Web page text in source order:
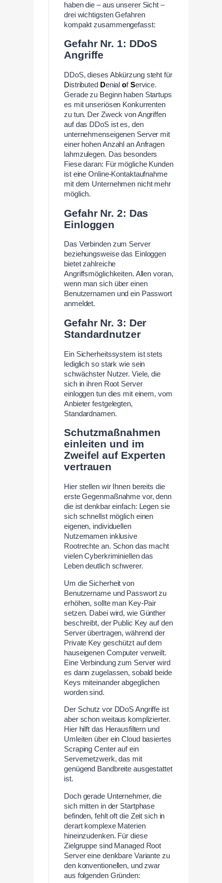
haben die – aus unserer Sicht –
drei wichtigsten Gefahren
kompakt zusammengefasst:
Gefahr Nr. 1: DDoS
Angriffe
DDoS, dieses Abkürzung steht für
Distributed DenialofService.
Gerade zu Beginn haben Startups
es mit unseriösen Konkurrenten
zu tun. Der Zweck von Angriffen
auf das DDoS ist es, den
unternehmenseigenen Server mit
einer hohen Anzahl an Anfragen
lahmzulegen. Das besonders
Fiese daran: Für mögliche Kunden
ist eine Online-Kontaktaufnahme
mit dem Unternehmen nicht mehr
möglich.
Gefahr Nr. 2: Das
Einloggen
Das Verbinden zum Server
beziehungsweise das Einloggen
bietet zahlreiche
Angriffsmöglichkeiten. Allen voran,
wenn man sich über einen
Benutzernamen und ein Passwort
anmeldet.
Gefahr Nr. 3: Der
Standardnutzer
Ein Sicherheitssystem ist stets
lediglich so stark wie sein
schwächster Nutzer. Viele, die
sich in ihren Root Server
einloggen tun dies mit einem, vom
Anbieter festgelegten,
Standardnamen.
Schutzmaßnahmen
einleiten und im
Zweifel auf Experten
vertrauen
Hier stellen wir Ihnen bereits die
erste Gegenmaßnahme vor, denn
die ist denkbar einfach: Legen sie
sich schnellst möglich einen
eigenen, individuellen
Nutzernamen inklusive
Rootrechte an. Schon das macht
vielen Cyberkriminiellen das
Leben deutlich schwerer.
Um die Sicherheit von
Benutzername und Passwort zu
erhöhen, sollte man Key-Pair
setzen. Dabei wird, wie Günther
beschreibt, der Public Key auf den
Server übertragen, während der
Private Key geschützt auf dem
hauseigenen Computer verweilt.
Eine Verbindung zum Server wird
es dann zugelassen, sobald beide
Keys miteinander abgeglichen
worden sind.
Der Schutz vor DDoS Angriffe ist
aber schon weitaus komplizierter.
Hier hilft das Herausfiltern und
Umleiten über ein Cloud basiertes
Scraping Center auf ein
Servernetzwerk, das mit
genügend Bandbreite ausgestattet
ist.
Doch gerade Unternehmer, die
sich mitten in der Startphase
befinden, fehlt oft die Zeit sich in
derart komplexe Materien
hineinzudenken. Für diese
Zielgruppe sind Managed Root
Server eine denkbare Variante zu
den konventionellen, und zwar
aus folgenden Gründen: